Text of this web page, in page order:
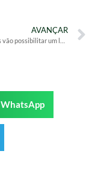
AVANÇAR
WhatsApp